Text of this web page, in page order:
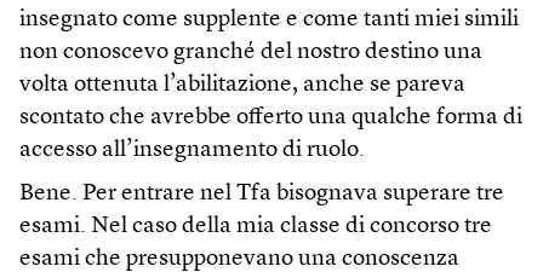
insegnato come supplente e come tanti miei simili
non conoscevo granché del nostro destino una
volta ottenuta l’abilitazione, anche se pareva
scontato che avrebbe offerto una qualche forma di
accesso all’insegnamento di ruolo.
Bene. Per entrare nel Tfa bisognava superare tre
esami. Nel caso della mia classe di concorso tre
esami che presupponevano una conoscenza